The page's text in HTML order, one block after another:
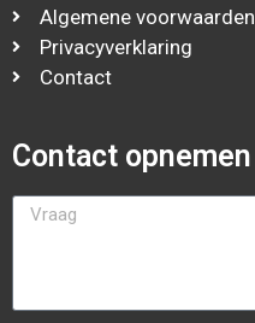
Algemene voorwaarden
Privacyverklaring
Contact
Contact opnemen